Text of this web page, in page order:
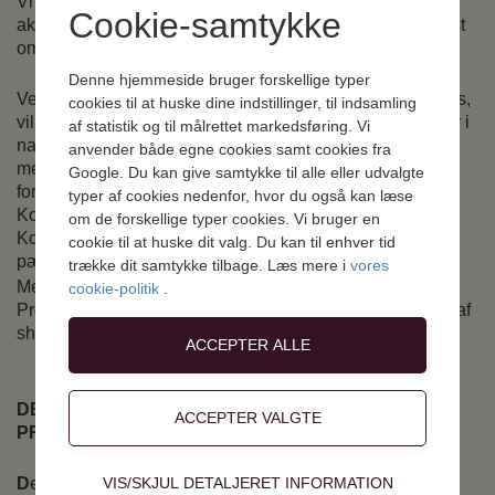
aktivt udflugtsmål for lokalområdet – herunder ikke mindst
områdets skoler, børnehaver og højskole.
Ved at kombinere shelterpladser med et rummeligt bålhus,
vil pladsen ikke alene kunne tilbyde overnatningspladser i
naturen; men også tilbyde rammer, der kan gøre pladsen
mere bredt anvendelig til både undervisnings- og andre
formål – men her nok primært rettet mod børn og unge.
Kollerup Skole vil løbende blive inddraget i dette, da
Kollerup Skole har vist interesse i at bruge området
pædagogisk og til undervisning.
Menighedsrådene har modtaget penge fra både VEjle
Provsti, Jelling Sparekasse og Friluftsrådet til etablering af
shelters og bålhytte.
DEN 22.-24. AUGUST SKAL DER BYGGES I
PRÆSTEGÅRSDSSKOVEN!
Det er nu så vidt, at shelters og bålhytte kan sættes op i
Cookie-samtykke
Denne hjemmeside bruger forskellige typer
cookies til at huske dine indstillinger, til indsamling
af statistik og til målrettet markedsføring. Vi
anvender både egne cookies samt cookies fra
Google. Du kan give samtykke til alle eller udvalgte
typer af cookies nedenfor, hvor du også kan læse
om de forskellige typer cookies. Vi bruger en
cookie til at huske dit valg. Du kan til enhver tid
trække dit samtykke tilbage. Læs mere i vores
cookie-politik
Teknisk
VIS/SKJUL DETALJERET INFORMATION